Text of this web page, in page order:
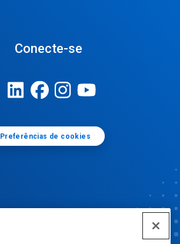
Conecte-se
Preferências de cookies